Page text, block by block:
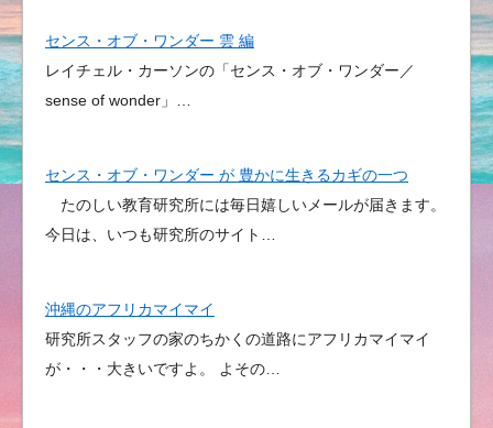
センス・オブ・ワンダー 雲 編
レイチェル・カーソンの「センス・オブ・ワンダー／
sense of wonder」…
センス・オブ・ワンダー が 豊かに生きるカギの一つ
たのしい教育研究所には毎日嬉しいメールが届きます。
今日は、いつも研究所のサイト…
沖縄のアフリカマイマイ
研究所スタッフの家のちかくの道路にアフリカマイマイ
が・・・大きいですよ。 よその…